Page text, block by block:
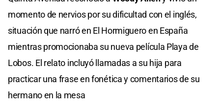
momento de nervios por su dificultad con el inglés,
situación que narró en El Hormiguero en España
mientras promocionaba su nueva película Playa de
Lobos. El relato incluyó llamadas a su hija para
practicar una frase en fonética y comentarios de su
hermano en la mesa